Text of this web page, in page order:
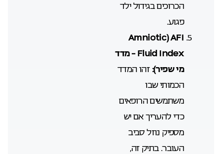
הכרוכים בגידול ילד
פגוע.
AFI (
Amniotic
Fluid Index – מדד
מי שפיר):זהו המדד
הכמותי שבו
משתמשים הרופאים
כדי להעריך אם יש
מספיק נוזל סביב
העובר. בתיק זה,